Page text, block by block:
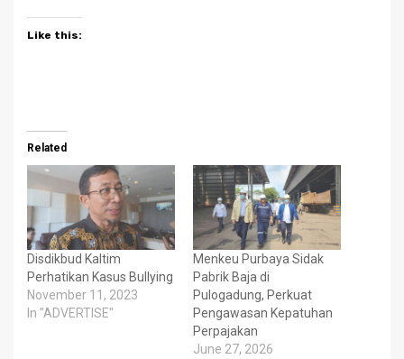
Like this:
Related
Disdikbud Kaltim
Perhatikan Kasus Bullying
November 11, 2023
In "ADVERTISE"
Menkeu Purbaya Sidak
Pabrik Baja di
Pulogadung, Perkuat
Pengawasan Kepatuhan
Perpajakan
June 27, 2026